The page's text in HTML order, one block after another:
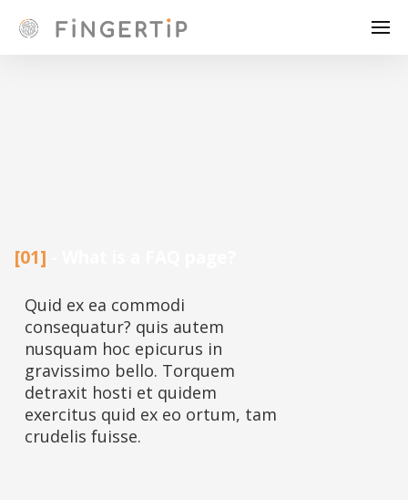
[01]
Quid ex ea commodi
consequatur? quis autem
nusquam hoc epicurus in
gravissimo bello. Torquem
detraxit hosti et quidem
exercitus quid ex eo ortum, tam
crudelis fuisse.